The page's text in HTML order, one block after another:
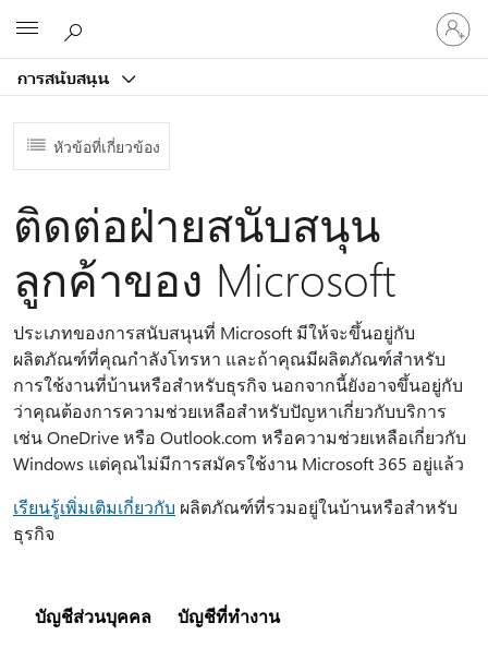
การสนับสนุน
ลงชื่อ
เข้า
บัญชี
หัวข้อที่เกี่ยวข้อง
ติดต่อฝ่ายสนับสนุน
ลูกค้าของ Microsoft
ประเภทของการสนับสนุนที่ Microsoft มีให้จะขึ้นอยู่กับ
ผลิตภัณฑ์ที่คุณกําลังโทรหา และถ้าคุณมีผลิตภัณฑ์สําหรับ
การใช้งานที่บ้านหรือสําหรับธุรกิจ นอกจากนี้ยังอาจขึ้นอยู่กับ
ว่าคุณต้องการความช่วยเหลือสําหรับปัญหาเกี่ยวกับบริการ
เช่น OneDrive หรือ Outlook.com หรือความช่วยเหลือเกี่ยวกับ
Windows แต่คุณไม่มีการสมัครใช้งาน Microsoft 365 อยู่แล้ว
เรียนรู้เพิ่มเติมเกี่ยวกับ ผลิตภัณฑ์ที่รวมอยู่ในบ้านหรือสําหรับ
ธุรกิจ
บัญชีส่วนบุคคล บัญชีที่ทํางาน